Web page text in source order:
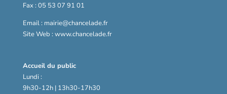
Fax : 05 53 07 91 01
Email : mairie@chancelade.fr
Site Web : www.chancelade.fr
Accueil du public
Lundi :
9h30-12h | 13h30-17h30